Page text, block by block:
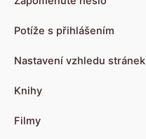
Potíže s přihlášením
Nastavení vzhledu stránek
Knihy
Filmy